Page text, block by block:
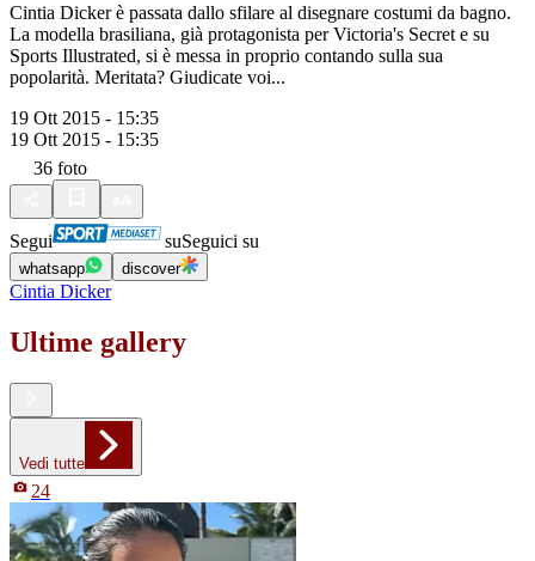
Cintia Dicker è passata dallo sfilare al disegnare costumi da bagno.
La modella brasiliana, già protagonista per Victoria's Secret e su
Sports Illustrated, si è messa in proprio contando sulla sua
popolarità. Meritata? Giudicate voi...
19 Ott 2015 - 15:35
19 Ott 2015 - 15:35
36 foto
Segui suSeguici su
whatsapp discover
Cintia Dicker
Ultime gallery
Vedi tutte
24